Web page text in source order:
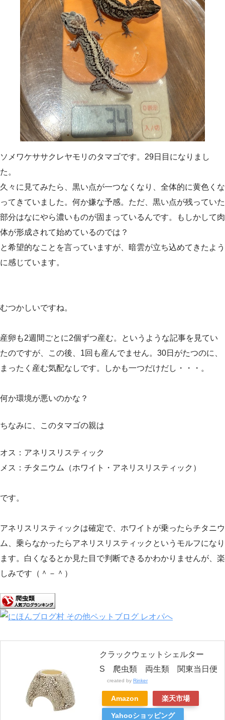
ソメワケササクレヤモリのタマゴです。29日目になりまし
た。
久々に見てみたら、黒い点が一つなくなり、全体的に黄色くな
ってきていました。何か嫌な予感。ただ、黒い点が残っていた
部分はなにやら濃いものが固まっているんです。もしかして肉
体が形成されて始めているのでは？
と希望的なことを言っていますが、暗雲が立ち込めてきたよう
に感じています。
むつかしいですね。
産卵も2週間ごとに2個ずつ産む。というような記事を見てい
たのですが、この後、1回も産んでません。30日がたつのに、
まったく産む気配なしです。しかも一つだけだし・・・。
何か環境が悪いのかな？
ちなみに、このタマゴの親は
オス：アネリスリスティック
メス：チタニウム（ホワイト・アネリスリスティック）
です。
アネリスリスティックは確定で、ホワイトが乗ったらチタニウ
ム、乗らなかったらアネリスリスティックというモルフになり
ます。白くなるとか見た目で判断できるかわかりませんが、楽
しみです（＾－＾）
クラックウェットシェルター
S 爬虫類 両生類 関東当日便
created by Rinker
Amazon 楽天市場
Yahooショッピング